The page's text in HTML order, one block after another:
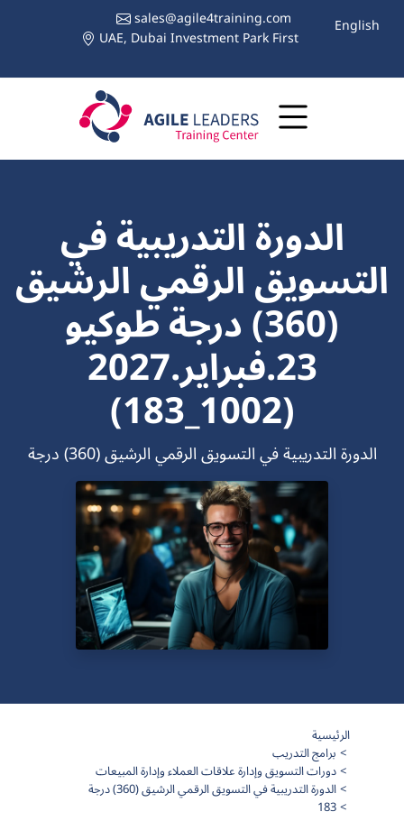
sales@agile4training.com
UAE, Dubai Investment Park First English
الدورة التدريبية في
التسويق الرقمي الرشيق
(360) درجة طوكيو
23.فبراير.2027
(1002_183)
الدورة التدريبية في التسويق الرقمي الرشيق (360) درجة
الرئيسية
برامج التدريب
دورات التسويق وإدارة علاقات العملاء وإدارة المبيعات
الدورة التدريبية في التسويق الرقمي الرشيق (360) درجة
183